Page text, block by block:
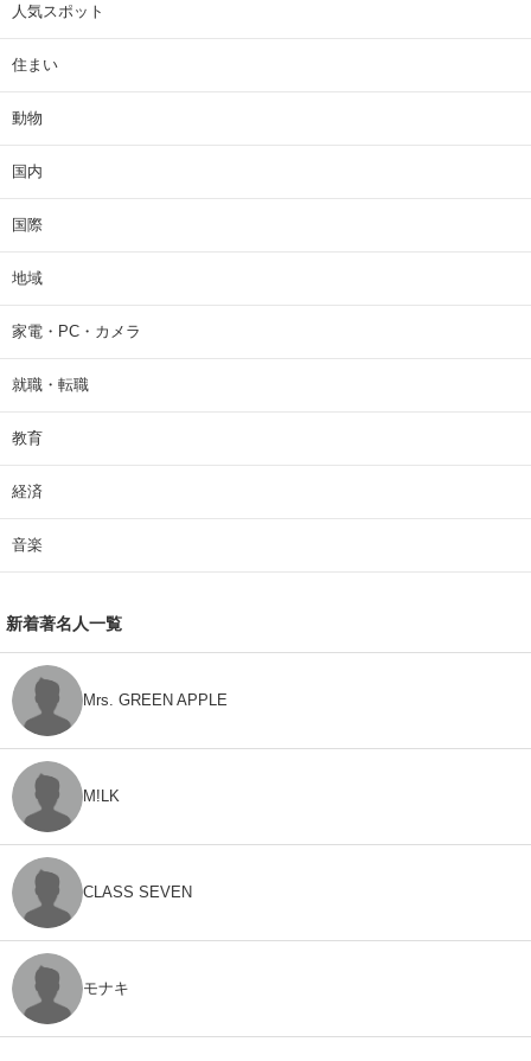
人気スポット
住まい
動物
国内
国際
地域
家電・PC・カメラ
就職・転職
教育
経済
音楽
新着著名人一覧
Mrs. GREEN APPLE
M!LK
CLASS SEVEN
モナキ